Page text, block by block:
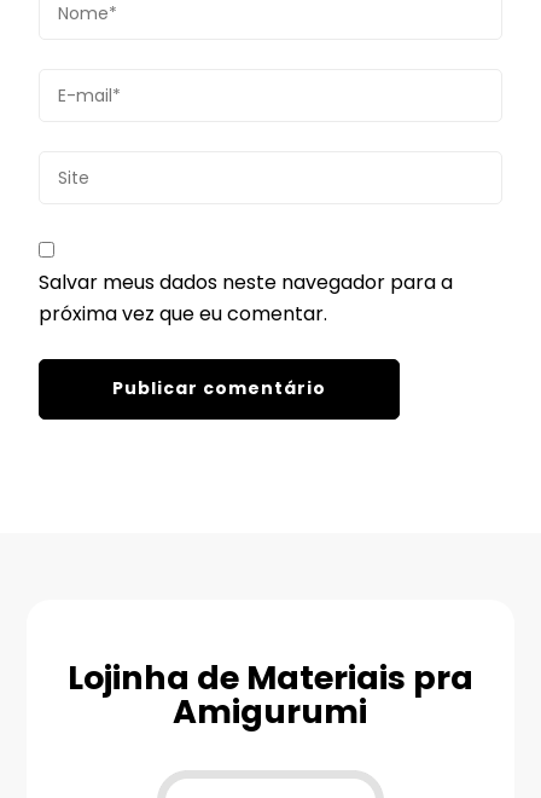
Salvar meus dados neste navegador para a
próxima vez que eu comentar.
Lojinha de Materiais pra
Amigurumi